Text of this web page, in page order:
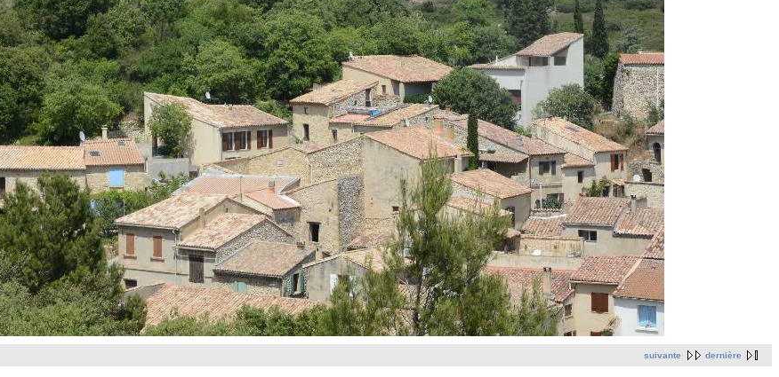
suivante dernière